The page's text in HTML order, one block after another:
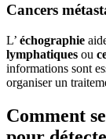
Cancers
L’ échographie
lymphatiques ou
informations sont
organiser un
Comment